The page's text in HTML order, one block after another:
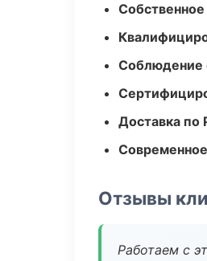
Соблюдение
Доставка по
Отзывы
Работаем с